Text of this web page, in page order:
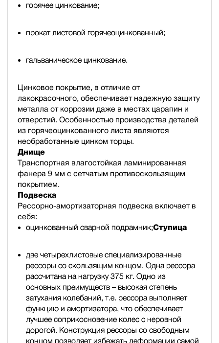
горячее цинкование;
прокат листовой горячеоцинкованный;
гальваническое цинкование.
Цинковое покрытие, в отличие от
лакокрасочного, обеспечивает надежную защиту
металла от коррозии даже в местах царапин и
отверстий. Особенностью производства деталей
из горячеоцинкованного листа являются
необработанные цинком торцы.
Днище
Транспортная влагостойкая ламинированная
фанера 9 мм с сетчатым противоскользящим
покрытием.
Подвеска
Рессорно-амортизаторная подвеска включает в
себя:
оцинкованный сварной подрамник;
две четырехлистовые специализированные
рессоры со скользящим концом. Одна рессора
рассчитана на нагрузку 375 кг. Одно из
основных преимуществ – высокая степень
затухания колебаний, т.е. рессора выполняет
функцию и амортизатора, что обеспечивает
лучшее соприкосновение колес с неровной
дорогой. Конструкция рессоры со свободным
концом позволяет избежать деформации самой
Ступица